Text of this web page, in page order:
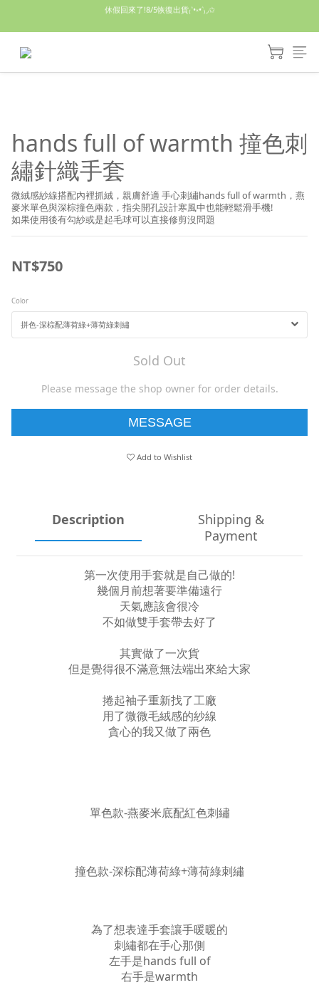
休假回來了!8/5恢復出貨₍˄•༝•˄₎◞✩
休假回來了!8/5恢復出貨₍˄•༝•˄₎◞✩
hands full of warmth 撞色刺
繡針織手套
微絨感紗線搭配內裡抓絨，親膚舒適 手心刺繡hands full of warmth，燕
麥米單色與深棕撞色兩款，指尖開孔設計寒風中也能輕鬆滑手機!
如果使用後有勾紗或是起毛球可以直接修剪沒問題
NT$750
Color
Sold Out
Please message the shop owner for order details.
MESSAGE
Add to Wishlist
Description
Shipping &
Payment
第一次使用手套就是自己做的!
幾個月前想著要準備遠行
天氣應該會很冷
不如做雙手套帶去好了
其實做了一次貨
但是覺得很不滿意無法端出來給大家
捲起袖子重新找了工廠
用了微微毛絨感的紗線
貪心的我又做了兩色
單色款-燕麥米底配紅色刺繡
撞色款-深棕配薄荷綠+薄荷綠刺繡
為了想表達手套讓手暖暖的
刺繡都在手心那側
左手是hands full of
右手是warmth